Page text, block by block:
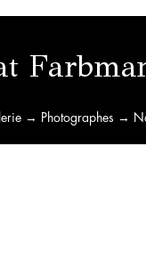
→ Photographes →